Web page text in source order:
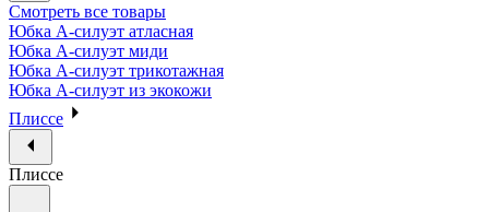
Смотреть все товары
Юбка А-силуэт атласная
Юбка А-силуэт миди
Юбка А-силуэт трикотажная
Юбка А-силуэт из экокожи
Плиссе
Плиссе